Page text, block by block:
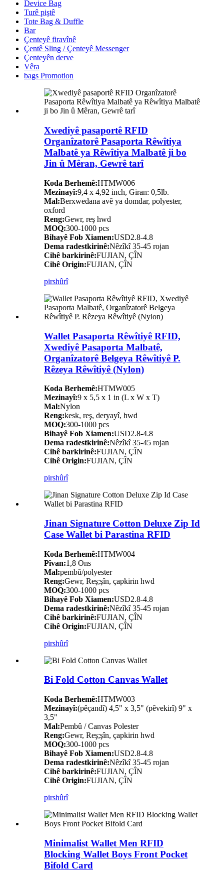
Device Bag
Turê piştê
Tote Bag & Duffle
Bar
Çenteyê firavînê
Çentê Sling / Çenteyê Messenger
Çenteyên derve
Vêra
bags Promotion
Xwediyê pasaportê RFID
Organîzatorê Pasaporta Rêwîtiya
Malbatê ya Rêwîtiya Malbatê ji bo
Jin û Mêran, Gewrê tarî
Koda Berhemê:HTMW006
Mezinayî:9,4 x 4,92 inch, Giran: 0,5lb.
Mal:Berxwedana avê ya domdar, polyester,
oxford
Reng:Gewr, reş hwd
MOQ:300-1000 pcs
Bihayê Fob Xiamen:USD2.8-4.8
Dema radestkirinê:Nêzîkî 35-45 rojan
Cihê barkirinê:FUJIAN, ÇÎN
Cihê Origin:FUJIAN, ÇÎN
pirshûrî
Wallet Pasaporta Rêwîtiyê RFID,
Xwediyê Pasaporta Malbatê,
Organîzatorê Belgeya Rêwîtiyê P.
Rêzeya Rêwîtiyê (Nylon)
Koda Berhemê:HTMW005
Mezinayî:9 x 5,5 x 1 in (L x W x T)
Mal:Nylon
Reng:kesk, reş, deryayî, hwd
MOQ:300-1000 pcs
Bihayê Fob Xiamen:USD2.8-4.8
Dema radestkirinê:Nêzîkî 35-45 rojan
Cihê barkirinê:FUJIAN, ÇÎN
Cihê Origin:FUJIAN, ÇÎN
pirshûrî
Jinan Signature Cotton Deluxe Zip Id
Case Wallet bi Parastina RFID
Koda Berhemê:HTMW004
Pîvan:1,8 Ons
Mal:pembû/polyester
Reng:Gewr, Reş;şîn, çapkirin hwd
MOQ:300-1000 pcs
Bihayê Fob Xiamen:USD2.8-4.8
Dema radestkirinê:Nêzîkî 35-45 rojan
Cihê barkirinê:FUJIAN, ÇÎN
Cihê Origin:FUJIAN, ÇÎN
pirshûrî
Bi Fold Cotton Canvas Wallet
Koda Berhemê:HTMW003
Mezinayî:(pêçandî) 4,5" x 3,5" (pêvekirî) 9" x
3,5"
Mal:Pembû / Canvas Polester
Reng:Gewr, Reş;şîn, çapkirin hwd
MOQ:300-1000 pcs
Bihayê Fob Xiamen:USD2.8-4.8
Dema radestkirinê:Nêzîkî 35-45 rojan
Cihê barkirinê:FUJIAN, ÇÎN
Cihê Origin:FUJIAN, ÇÎN
pirshûrî
Minimalist Wallet Men RFID
Blocking Wallet Boys Front Pocket
Bifold Card